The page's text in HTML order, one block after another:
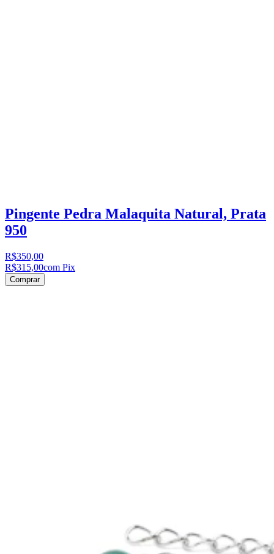
Pingente Pedra Malaquita Natural, Prata
950
R$350,00
R$315,00com Pix
Comprar